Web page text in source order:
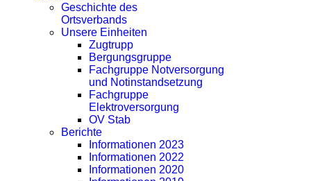
Geschichte des
Ortsverbands
Unsere Einheiten
Zugtrupp
Bergungsgruppe
Fachgruppe Notversorgung
und Notinstandsetzung
Fachgruppe
Elektroversorgung
OV Stab
Berichte
Informationen 2023
Informationen 2022
Informationen 2020